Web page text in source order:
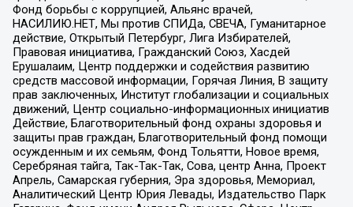
Фонд борьбы с коррупцией, Альянс врачей,
НАСИЛИЮ.НЕТ, Мы против СПИДа, СВЕЧА, Гуманитарное
действие, Открытый Петербург, Лига Избирателей,
Правовая инициатива, Гражданский Союз, Хасдей
Ерушалаим, Центр поддержки и содействия развитию
средств массовой информации, Горячая Линия, В защиту
прав заключенных, Институт глобализации и социальных
движений, Центр социально-информационных инициатив
Действие, Благотворительный фонд охраны здоровья и
защиты прав граждан, Благотворительный фонд помощи
осужденным и их семьям, Фонд Тольятти, Новое время,
Серебряная тайга, Так-Так-Так, Сова, центр Анна, Проект
Апрель, Самарская губерния, Эра здоровья, Мемориал,
Аналитический Центр Юрия Левады, Издательство Парк